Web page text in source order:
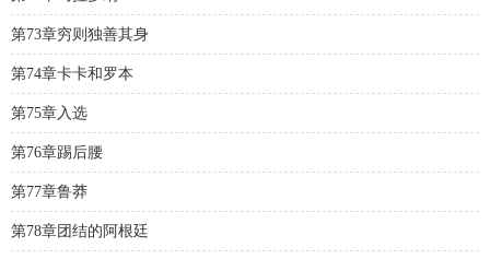
第73章穷则独善其身
第74章卡卡和罗本
第75章入选
第76章踢后腰
第77章鲁莽
第78章团结的阿根廷